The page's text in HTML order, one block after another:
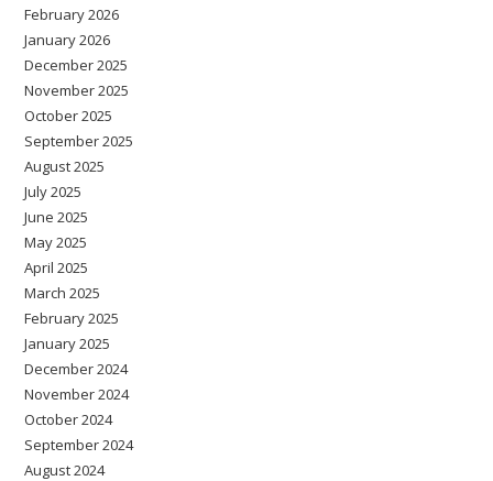
February 2026
January 2026
December 2025
November 2025
October 2025
September 2025
August 2025
July 2025
June 2025
May 2025
April 2025
March 2025
February 2025
January 2025
December 2024
November 2024
October 2024
September 2024
August 2024